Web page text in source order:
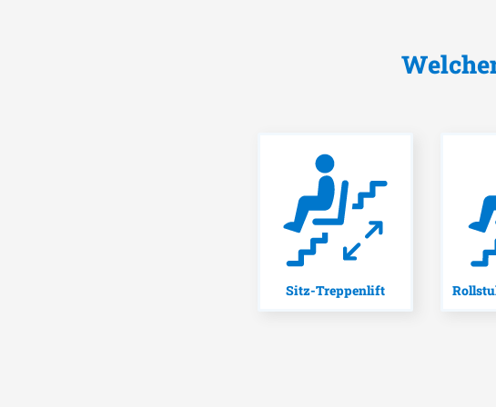
Sitz-Treppenlift